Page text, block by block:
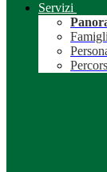
Servizi